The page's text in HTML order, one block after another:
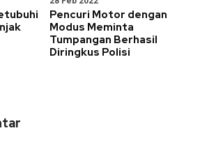
Pencuri Motor dengan
Modus Meminta
Tumpangan Berhasil
Diringkus Polisi